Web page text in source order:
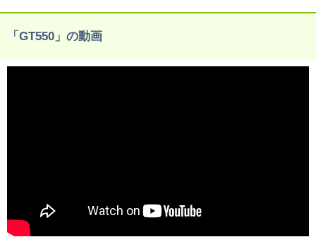
「GT550」の動画